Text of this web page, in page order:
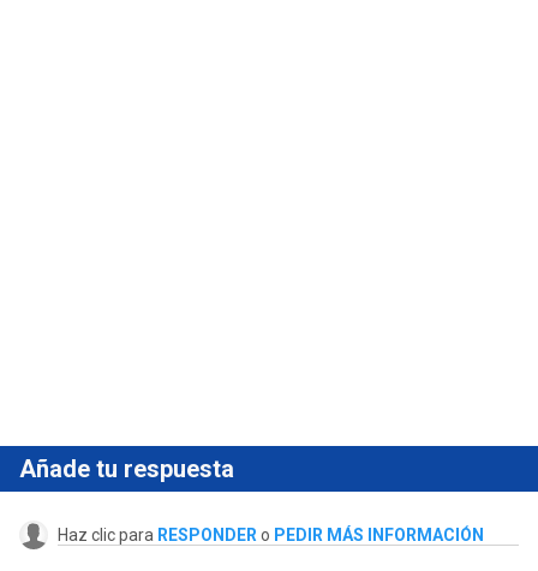
Añade tu respuesta
Haz clic para RESPONDER o PEDIR MÁS INFORMACIÓN